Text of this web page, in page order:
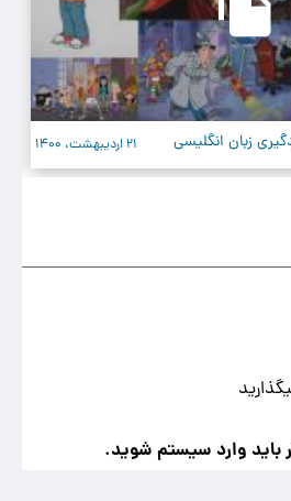
زبان انگلیسی 21 اردیبهشت، 1400
وارد سیستم شوید.